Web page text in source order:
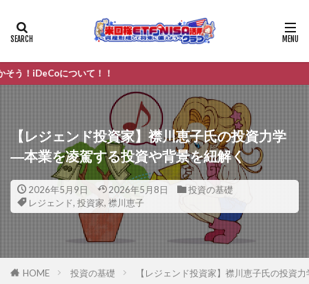
ついて！！
【レジェンド投資家】襟川恵子氏の投資力学
―本業を凌駕する投資や背景を紐解く
2026年5月9日 2026年5月8日
投資の基礎
レジェンド, 投資家, 襟川恵子
HOME 投資の基礎 【レジェンド投資家】襟川恵子氏の投資